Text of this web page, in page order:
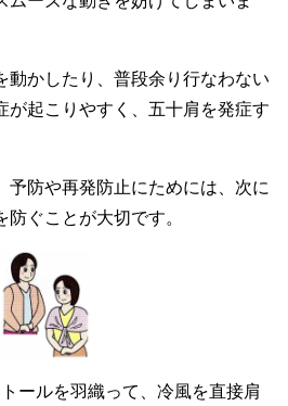
動かしたり、普段余り行なわない
が起こりやすく、五十肩を発症す
予防や再発防止にためには、次に
ぐことが大切です。
ールを羽織って、冷風を直接肩